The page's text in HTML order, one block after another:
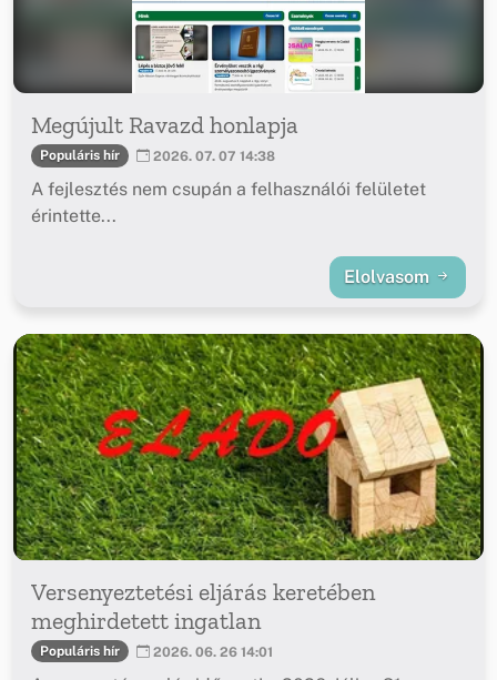
Megújult Ravazd honlapja
Populáris hír 2026. 07. 07 14:38
A fejlesztés nem csupán a felhasználói felületet
érintette...
Elolvasom
Versenyeztetési eljárás keretében
meghirdetett ingatlan
Populáris hír 2026. 06. 26 14:01